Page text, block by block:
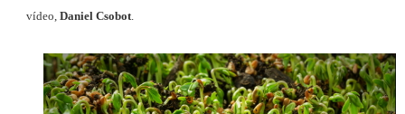
vídeo, Daniel Csobot.